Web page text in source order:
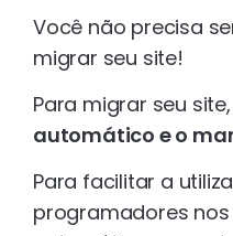
Você não precisa
migrar seu site!
Para migrar seu
automático e o
Para facilitar a
programadores